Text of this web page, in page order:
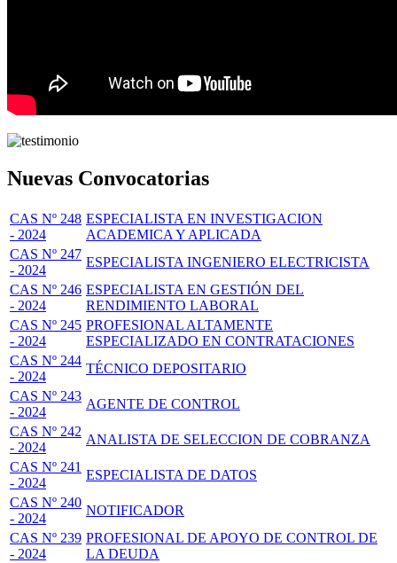
Nuevas Convocatorias
CAS Nº 248
- 2024
ESPECIALISTA EN INVESTIGACION
ACADEMICA Y APLICADA
CAS Nº 247
- 2024
ESPECIALISTA INGENIERO ELECTRICISTA
CAS Nº 246
- 2024
ESPECIALISTA EN GESTIÓN DEL
RENDIMIENTO LABORAL
CAS Nº 245
- 2024
PROFESIONAL ALTAMENTE
ESPECIALIZADO EN CONTRATACIONES
CAS Nº 244
- 2024
TÉCNICO DEPOSITARIO
CAS Nº 243
- 2024
AGENTE DE CONTROL
CAS Nº 242
- 2024
ANALISTA DE SELECCION DE COBRANZA
CAS Nº 241
- 2024
ESPECIALISTA DE DATOS
CAS Nº 240
- 2024
NOTIFICADOR
CAS Nº 239
- 2024
PROFESIONAL DE APOYO DE CONTROL DE
LA DEUDA